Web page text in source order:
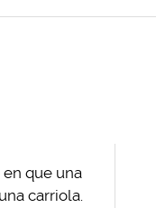
que una
carriola.